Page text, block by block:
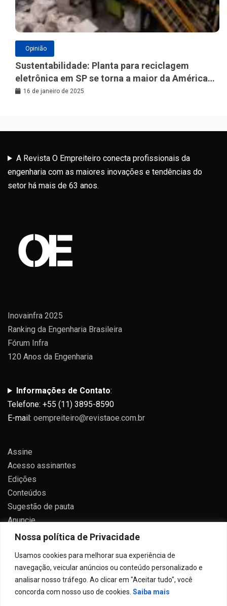
Nossa política de Privacidade
Usamos cookies para melhorar sua experiência de
navegação, veicular anúncios ou conteúdo personalizado e
analisar nosso tráfego. Ao clicar em "Aceitar tudo", você
concorda com nosso uso de cookies. Saiba mais
Opinião
Sustentabilidade: Planta para reciclagem
eletrônica em SP se torna a maior da América
Latina
16 de janeiro de 2025
A Revista O Empreiteiro conecta profissionais da
engenharia com as maiores inovações e tendências do
setor há mais de 63 anos.
Inovainfra 2025
Ranking da Engenharia Brasileira
Fórum Infra
120 Anos da Engenharia
Informações de Contato:
Telefone: +55 (11) 3895-8590
E-mail: oempreiteiro@revistaoe.com.br
Assine
Acesso assinantes
Edições
Conteúdos
Sugestão de pauta
Anuncie
Contato